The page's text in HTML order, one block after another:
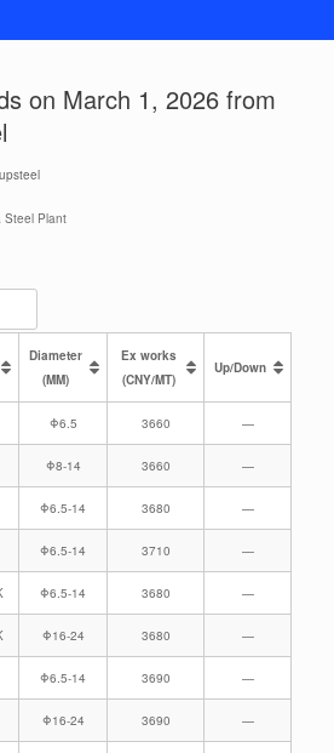
on March 1, 2026 from
Steel Plant
Diameter
(MM)
Ex works
(CNY/MT)
Up/Down
Φ6.5 3660 —
Φ8-14 3660 —
Φ6.5-14 3680 —
Φ6.5-14 3710 —
Φ6.5-14 3680 —
Φ16-24 3680 —
Φ6.5-14 3690 —
Φ16-24 3690 —